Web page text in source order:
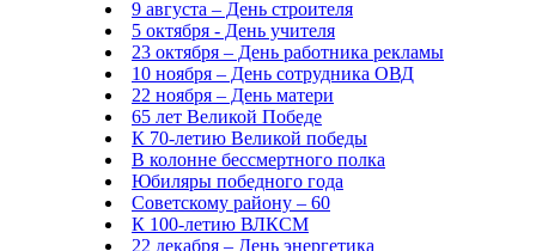
9 августа – День строителя
5 октября - День учителя
23 октября – День работника рекламы
10 ноября – День сотрудника ОВД
22 ноября – День матери
65 лет Великой Победе
К 70-летию Великой победы
В колонне бессмертного полка
Юбиляры победного года
Советскому району – 60
К 100-летию ВЛКСМ
22 декабря – День энергетика